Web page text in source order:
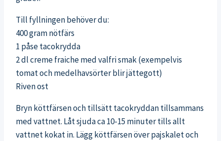
Till fyllningen behöver du:
400 gram nötfärs
1 påse tacokrydda
2 dl creme fraiche med valfri smak (exempelvis
tomat och medelhavsörter blir jättegott)
Riven ost
Bryn köttfärsen och tillsätt tacokryddan tillsammans
med vattnet. Låt sjuda ca 10-15 minuter tills allt
vattnet kokat in. Lägg köttfärsen över pajskalet och